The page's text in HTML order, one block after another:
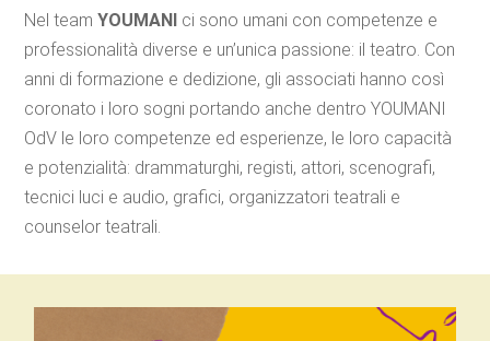
Nel teamYOUMANI ci sono umani con competenze e
professionalità diverse e un’unica passione: il teatro. Con
anni di formazione e dedizione, gli associati hanno così
coronato i loro sogni portando anche dentro YOUMANI
OdV le loro competenze ed esperienze, le loro capacità
e potenzialità: drammaturghi, registi, attori, scenografi,
tecnici luci e audio, grafici, organizzatori teatrali e
counselor teatrali.